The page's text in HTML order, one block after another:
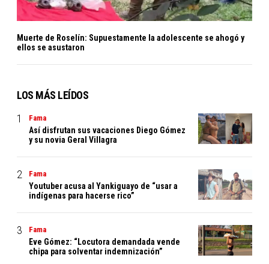
Muerte de Roselín: Supuestamente la adolescente se ahogó y
ellos se asustaron
LOS MÁS LEÍDOS
Fama
Así disfrutan sus vacaciones Diego Gómez
y su novia Geral Villagra
Fama
Youtuber acusa al Yankiguayo de “usar a
indígenas para hacerse rico”
Fama
Eve Gómez: “Locutora demandada vende
chipa para solventar indemnización”